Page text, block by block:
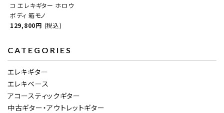
コ エレキギター ホロウ
ボディ 箱モノ
129,800円 (税込)
CATEGORIES
エレキギター
エレキベース
アコースティックギター
中古ギター・アウトレットギター